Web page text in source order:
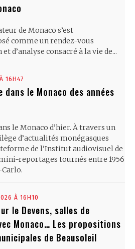
de Monaco s’est
comme un rendez-vous
d’analyse consacré à la vie de...
16H47
le Monaco des années
le Monaco d’hier. À travers un
d’actualités monégasques
de l’Institut audiovisuel de
reportages tournés entre 1956
À 16H10
le Devens, salles de
Monaco… Les propositions
de Beausoleil